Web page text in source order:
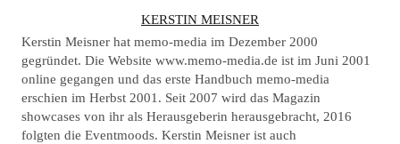
U
T
H
O
R
KERSTIN MEISNER
Kerstin Meisner hat memo-media im Dezember 2000
gegründet. Die Website www.memo-media.de ist im Juni 2001
online gegangen und das erste Handbuch memo-media
erschien im Herbst 2001. Seit 2007 wird das Magazin
showcases von ihr als Herausgeberin herausgebracht, 2016
folgten die Eventmoods. Kerstin Meisner ist auch